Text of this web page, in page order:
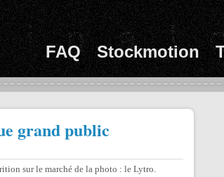
FAQ Stockmotion
grand public
sur le marché de la photo : le Lytro.